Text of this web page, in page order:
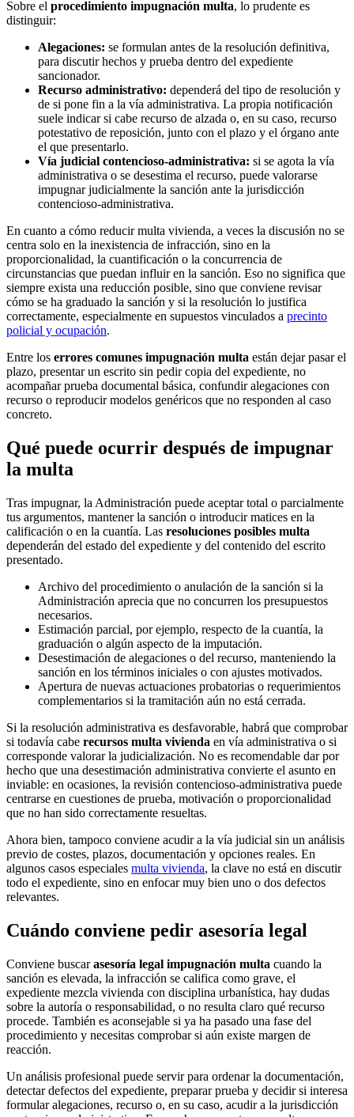
Sobre el procedimiento impugnación multa, lo prudente es
distinguir:
Alegaciones: se formulan antes de la resolución definitiva,
para discutir hechos y prueba dentro del expediente
sancionador.
Recurso administrativo: dependerá del tipo de resolución y
de si pone fin a la vía administrativa. La propia notificación
suele indicar si cabe recurso de alzada o, en su caso, recurso
potestativo de reposición, junto con el plazo y el órgano ante
el que presentarlo.
Vía judicial contencioso-administrativa: si se agota la vía
administrativa o se desestima el recurso, puede valorarse
impugnar judicialmente la sanción ante la jurisdicción
contencioso-administrativa.
En cuanto a cómo reducir multa vivienda, a veces la discusión no se
centra solo en la inexistencia de infracción, sino en la
proporcionalidad, la cuantificación o la concurrencia de
circunstancias que puedan influir en la sanción. Eso no significa que
siempre exista una reducción posible, sino que conviene revisar
cómo se ha graduado la sanción y si la resolución lo justifica
correctamente, especialmente en supuestos vinculados a precinto
policial y ocupación.
Entre los errores comunes impugnación multa están dejar pasar el
plazo, presentar un escrito sin pedir copia del expediente, no
acompañar prueba documental básica, confundir alegaciones con
recurso o reproducir modelos genéricos que no responden al caso
concreto.
Qué puede ocurrir después de impugnar
la multa
Tras impugnar, la Administración puede aceptar total o parcialmente
tus argumentos, mantener la sanción o introducir matices en la
calificación o en la cuantía. Las resoluciones posibles multa
dependerán del estado del expediente y del contenido del escrito
presentado.
Archivo del procedimiento o anulación de la sanción si la
Administración aprecia que no concurren los presupuestos
necesarios.
Estimación parcial, por ejemplo, respecto de la cuantía, la
graduación o algún aspecto de la imputación.
Desestimación de alegaciones o del recurso, manteniendo la
sanción en los términos iniciales o con ajustes motivados.
Apertura de nuevas actuaciones probatorias o requerimientos
complementarios si la tramitación aún no está cerrada.
Si la resolución administrativa es desfavorable, habrá que comprobar
si todavía cabe recursos multa vivienda en vía administrativa o si
corresponde valorar la judicialización. No es recomendable dar por
hecho que una desestimación administrativa convierte el asunto en
inviable: en ocasiones, la revisión contencioso-administrativa puede
centrarse en cuestiones de prueba, motivación o proporcionalidad
que no han sido correctamente resueltas.
Ahora bien, tampoco conviene acudir a la vía judicial sin un análisis
previo de costes, plazos, documentación y opciones reales. En
algunos casos especiales multa vivienda, la clave no está en discutir
todo el expediente, sino en enfocar muy bien uno o dos defectos
relevantes.
Cuándo conviene pedir asesoría legal
Conviene buscarasesoría legal impugnación multa cuando la
sanción es elevada, la infracción se califica como grave, el
expediente mezcla vivienda con disciplina urbanística, hay dudas
sobre la autoría o responsabilidad, o no resulta claro qué recurso
procede. También es aconsejable si ya ha pasado una fase del
procedimiento y necesitas comprobar si aún existe margen de
reacción.
Un análisis profesional puede servir para ordenar la documentación,
detectar defectos del expediente, preparar prueba y decidir si interesa
formular alegaciones, recurso o, en su caso, acudir a la jurisdicción